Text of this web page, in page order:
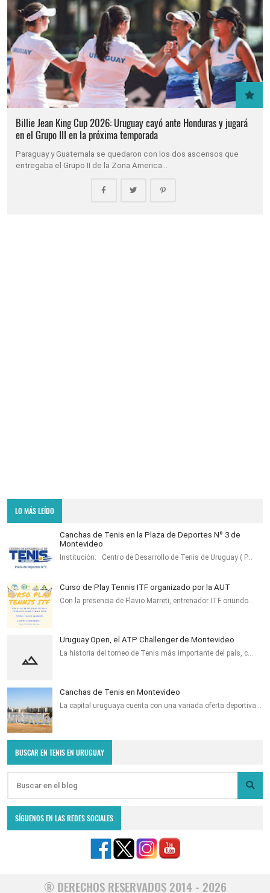
Billie Jean King Cup 2026: Uruguay cayó ante Honduras y jugará
en el Grupo III en la próxima temporada
Paraguay y Guatemala se quedaron con los dos ascensos que
entregaba el Grupo II de la Zona America…
LO MÁS LEÍDO
Canchas de Tenis en la Plaza de Deportes Nº 3 de
Montevideo
Institución: Centro de Desarrollo de Tenis de Uruguay ( P…
Curso de Play Tennis ITF organizado por la AUT
Con la presencia de Flavio Marreti, entrenador ITF oriundo…
Uruguay Open, el ATP Challenger de Montevideo
La historia del torneo de Tenis más importante del país, c…
Canchas de Tenis en Montevideo
La capital uruguaya cuenta con una variada oferta deportiva…
BUSCAR EN TENIS EN URUGUAY
SÍGUENOS EN LAS REDES SOCIALES
® DERECHOS RESERVADOS 2014 - 2026